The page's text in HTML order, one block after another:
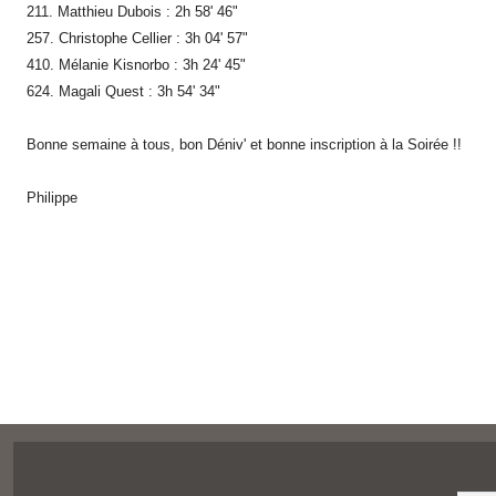
211. Matthieu Dubois : 2h 58' 46"
257. Christophe Cellier : 3h 04' 57"
410. Mélanie Kisnorbo : 3h 24' 45"
624. Magali Quest : 3h 54' 34"
Bonne semaine à tous, bon Déniv' et bonne inscription à la Soirée !!
Philippe